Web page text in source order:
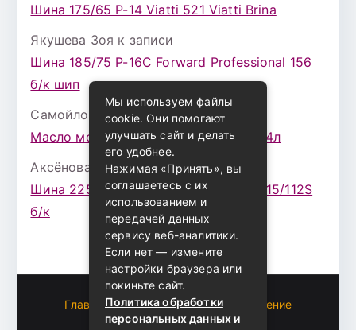
Шина 175/65 Р-14 Viatti 521 Viatti Brina
Якушева Зоя к записи
Шина 185/75 Р-16С Forward Professional 156
б/к шип
Самойлова Забавак записи
Масло моторное ZIC X7 (A+) 10W30 4л
Аксёнова Адельк записи
Шина 225/75 Р-16 Nokian Rotiva HT 115/112S
б/к
Главная
Пользовательское соглашение
Карта сайта
Мы используем файлы
cookie. Они помогают
улучшать сайт и делать
его удобнее.
Нажимая «Принять», вы
соглашаетесь с их
использованием и
передачей данных
сервису веб-аналитики.
Если нет — измените
настройки браузера или
покиньте сайт.
Политика обработки
персональных данных и